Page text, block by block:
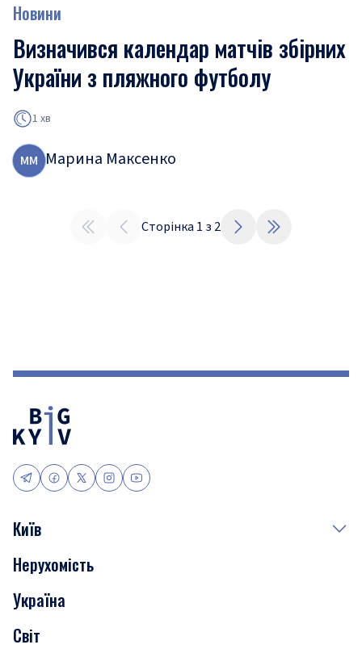
Новини
Визначився календар матчів збірних
України з пляжного футболу
1 хв
ММ Марина Максенко
Сторінка 1 з 2
Київ
Події
Скандали
Нерухомість
Нерухомість
Україна
Світ